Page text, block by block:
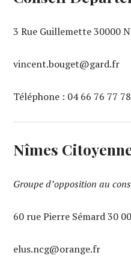
3 Rue Guillemette 30000
vincent.bouget@gard.fr
Téléphone : 04 66 76 77 78
Nîmes
Groupe d’opposition au
60 rue Pierre Sémard 30
elus.ncg@orange.fr